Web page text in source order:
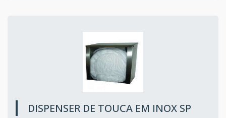
DISPENSER DE TOUCA EM INOX SP